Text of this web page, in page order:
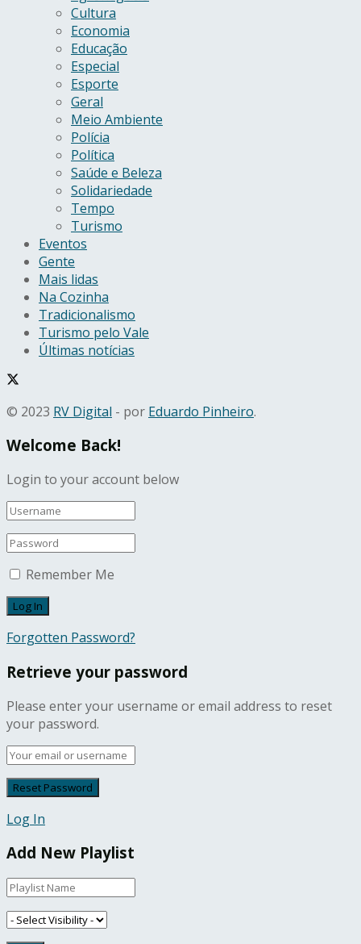
Cultura
Economia
Educação
Especial
Esporte
Geral
Meio Ambiente
Polícia
Política
Saúde e Beleza
Solidariedade
Tempo
Turismo
Eventos
Gente
Mais lidas
Na Cozinha
Tradicionalismo
Turismo pelo Vale
Últimas notícias
© 2023 RV Digital - por Eduardo Pinheiro.
Welcome Back!
Login to your account below
Remember Me
Forgotten Password?
Retrieve your password
Please enter your username or email address to reset
your password.
Log In
Add New Playlist